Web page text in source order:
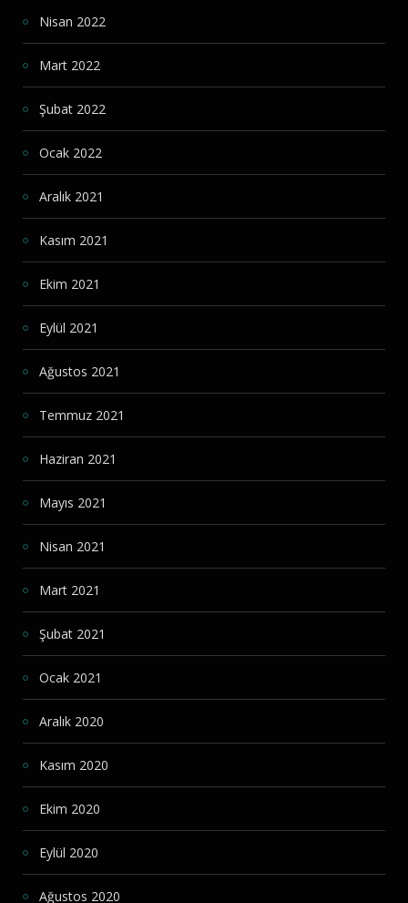
Nisan 2022
Mart 2022
Şubat 2022
Ocak 2022
Aralık 2021
Kasım 2021
Ekim 2021
Eylül 2021
Ağustos 2021
Temmuz 2021
Haziran 2021
Mayıs 2021
Nisan 2021
Mart 2021
Şubat 2021
Ocak 2021
Aralık 2020
Kasım 2020
Ekim 2020
Eylül 2020
Ağustos 2020